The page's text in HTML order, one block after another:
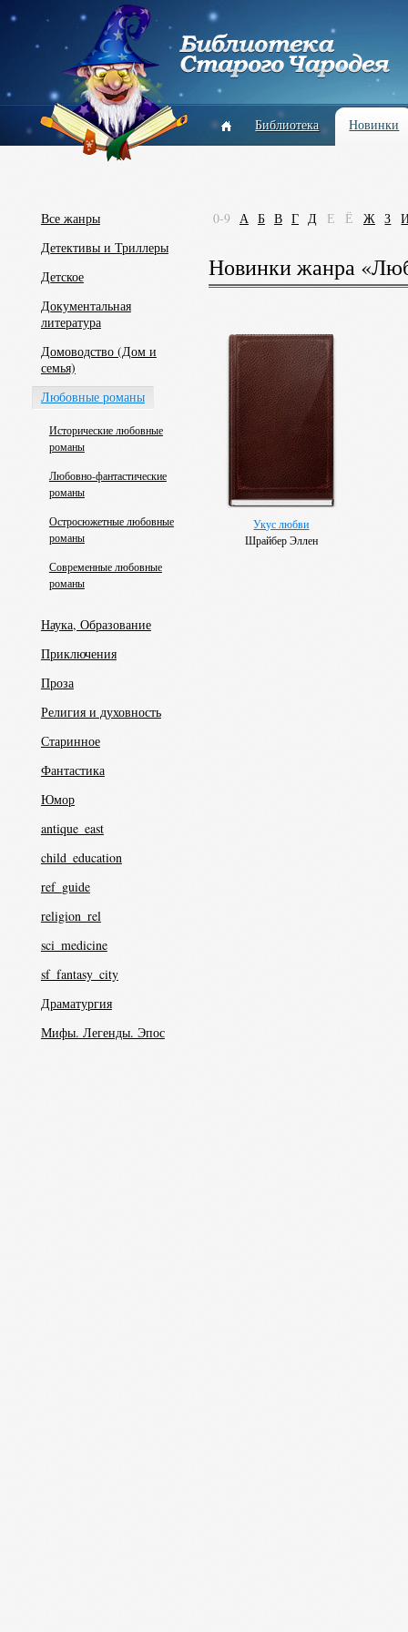
Библиотека Новинки
Все жанры
Детективы и Триллеры
Детское
Документальная
литература
Домоводство (Дом и
семья)
Любовные романы
Исторические любовные
романы
Любовно-фантастические
романы
Остросюжетные любовные
романы
Современные любовные
романы
Наука, Образование
Приключения
Проза
Религия и духовность
Старинное
Фантастика
Юмор
antique_east
child_education
ref_guide
religion_rel
sci_medicine
sf_fantasy_city
Драматургия
Мифы. Легенды. Эпос
0-9 А Б В Г Д Е Ё Ж З
Новинки жанра
Укус любви
Шрайбер Эллен